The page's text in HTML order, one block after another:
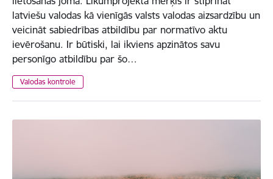
latviešu valodas kā vienīgās valsts valodas aizsardzību un
veicināt sabiedrības atbildību par normatīvo aktu
ievērošanu. Ir būtiski, lai ikviens apzinātos savu
personīgo atbildību par šo…
Valodas kontrole